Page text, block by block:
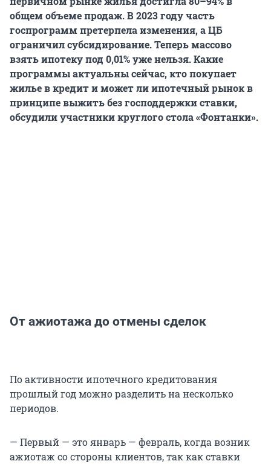
общем объеме продаж. В 2023 году часть
госпрограмм претерпела изменения, а ЦБ
ограничил субсидирование. Теперь массово
взять ипотеку под 0,01% уже нельзя. Какие
программы актуальны сейчас, кто покупает
жилье в кредит и может ли ипотечный рынок в
принципе выжить без господдержки ставки,
обсудили участники круглого стола «Фонтанки».
От ажиотажа до отмены сделок
По активности ипотечного кредитования
прошлый год можно разделить на несколько
периодов.
— Первый — это январь — февраль, когда возник
ажиотаж со стороны клиентов, так как ставки